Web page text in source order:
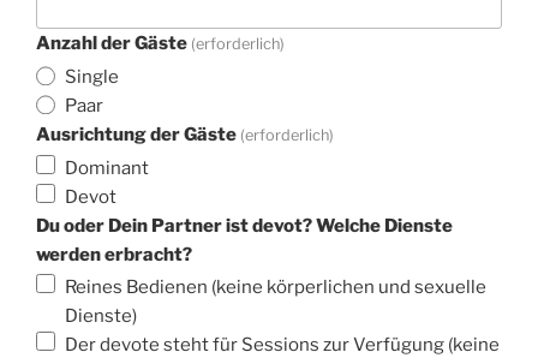
Anzahl der Gäste (erforderlich)
Single
Paar
Ausrichtung der Gäste (erforderlich)
Dominant
Devot
Du oder Dein Partner ist devot? Welche Dienste
werden erbracht?
Reines Bedienen (keine körperlichen und sexuelle
Dienste)
Der devote steht für Sessions zur Verfügung (keine